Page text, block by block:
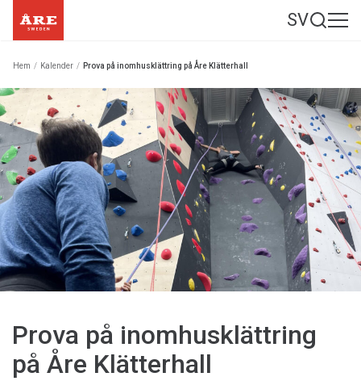
SV
Hem / Kalender / Prova på inomhusklättring på Åre Klätterhall
Prova på inomhusklättring
på Åre Klätterhall